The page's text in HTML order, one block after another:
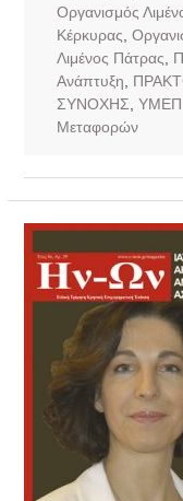
Οργανισμός
Κέρκυρας
Λιμένος Πάτρας
Ανάπτυξη
ΣΥΝΟΧΗΣ
Μεταφορών